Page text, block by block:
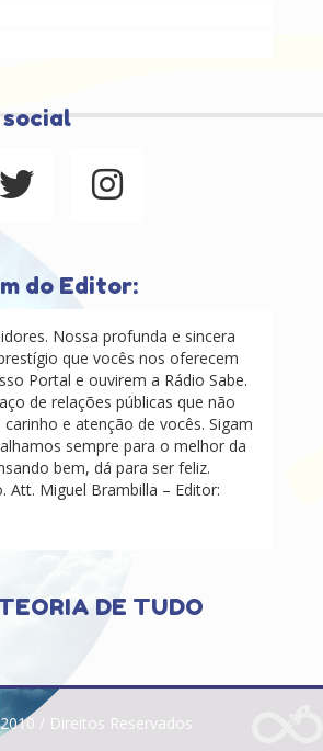
do Editor:
Nossa profunda e sincera
que vocês nos oferecem
Portal e ouvirem a Rádio Sabe.
de relações públicas que não
e atenção de vocês. Sigam
sempre para o melhor da
bem, dá para ser feliz.
Att. Miguel Brambilla – Editor:
DE TUDO
/ Direitos Reservados